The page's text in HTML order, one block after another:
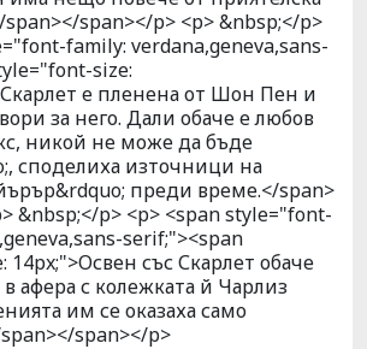
span></p> <p> &nbsp;</p>
family: verdana,geneva,sans-
size:
е пленена от Шон Пен и
за него. Дали обаче е любов
никой не може да бъде
споделиха източници на
преди време.</span>
&nbsp;</p> <p> <span style="font-
serif;"><span
със Скарлет обаче
афера с колежката й Чарлиз
им се оказаха само
span></p>